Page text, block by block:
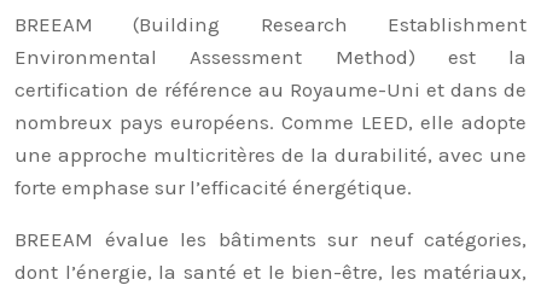
BREEAM (Building Research Establishment
Environmental Assessment Method) est la
certification de référence au Royaume-Uni et dans de
nombreux pays européens. Comme LEED, elle adopte
une approche multicritères de la durabilité, avec une
forte emphase sur l’efficacité énergétique.
BREEAM évalue les bâtiments sur neuf catégories,
dont l’énergie, la santé et le bien-être, les matériaux,